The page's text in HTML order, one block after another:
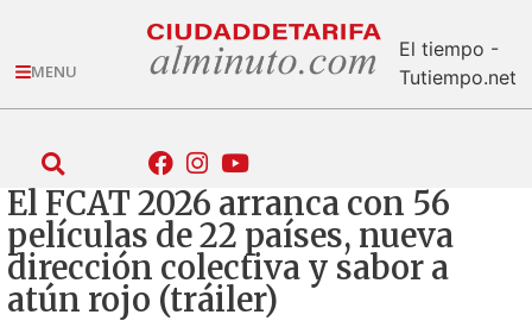
MENU
El tiempo -
Tutiempo.net
El FCAT 2026 arranca con 56
películas de 22 países, nueva
dirección colectiva y sabor a
atún rojo (tráiler)